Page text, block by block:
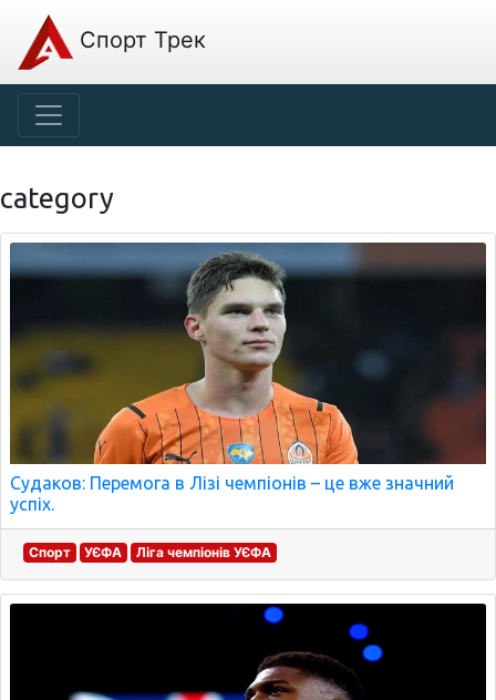
Спорт Трек
category
Судаков: Перемога в Лізі чемпіонів – це вже значний
успіх.
Спорт УЄФА Ліга чемпіонів УЄФА